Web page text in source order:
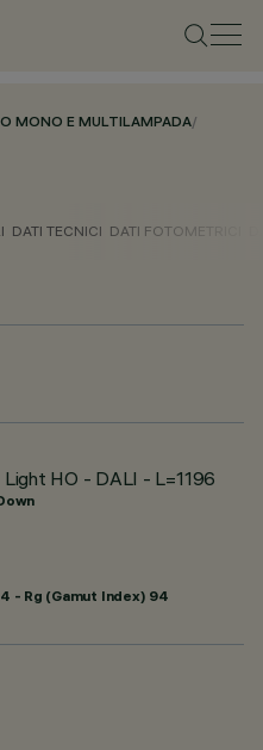
MONO E MULTILAMPADA/
DATI TECNICI DATI FOTOMETRICI
HO - DALI - L=1196
- Rg (Gamut Index) 94